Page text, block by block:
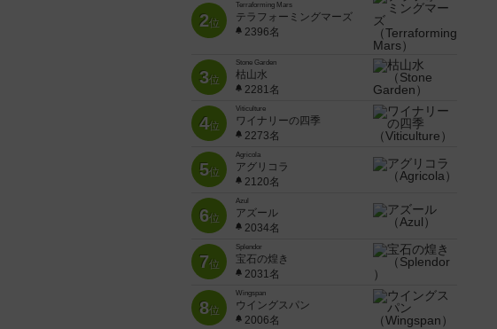
2位
Terraforming Mars
テラフォーミングマーズ
2396名
3位
Stone Garden
枯山水
2281名
4位
Viticulture
ワイナリーの四季
2273名
5位
Agricola
アグリコラ
2120名
6位
Azul
アズール
2034名
7位
Splendor
宝石の煌き
2031名
8位
Wingspan
ウイングスパン
2006名